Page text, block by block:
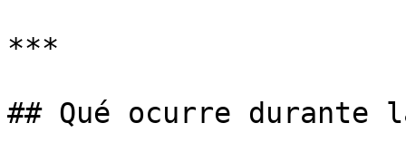
***
## Qué ocurre durante